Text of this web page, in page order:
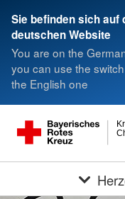
Sie befinden sich auf
deutschen Website
You are on the
you can use the
the English one